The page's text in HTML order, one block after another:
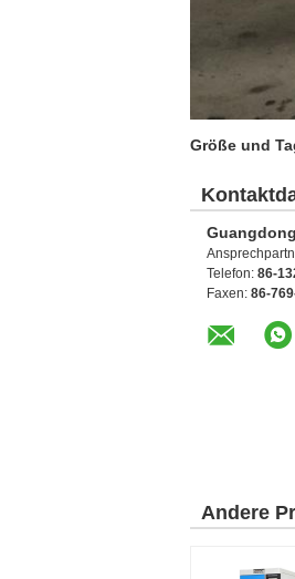
Größe und
Telefon: 86-
Faxen: 86-
Andere